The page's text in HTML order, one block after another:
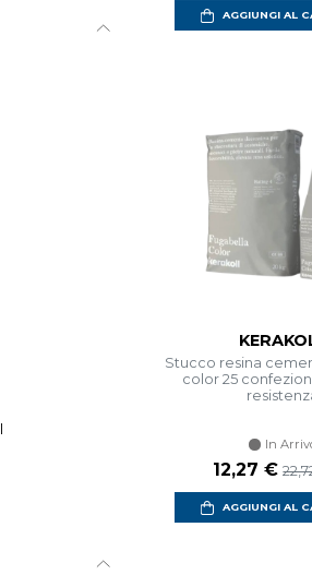
AGGIUNGI AL
Stucco resina
color 25
In
12,27 €
AGGIUNGI AL